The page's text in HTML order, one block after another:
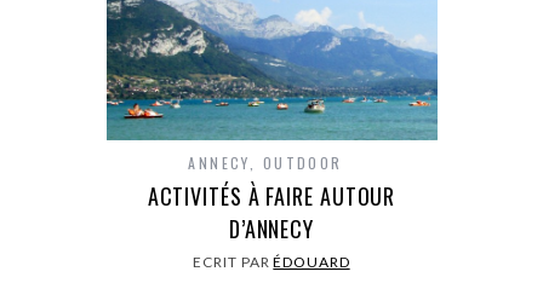
ANNECY OUTDOOR
ACTIVITÉS À FAIRE AUTOUR
D’ANNECY
ECRIT PARÉDOUARD